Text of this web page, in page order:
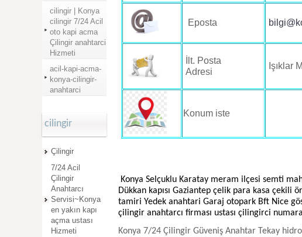
cilingir | Konya
cilingir 7/24 Acil
oto kapi acma
Çilingir anahtarci
Hizmeti
acil-kapi-acma-
konya-cilingir-
anahtarci
cilingir
Çilingir
7/24 Acil
Çilingir
Anahtarcı
Servisi~Konya
en yakın kapı
açma ustası
Hizmeti
Eposta
İlt. Posta
Adresi
Işıklar
Konum iste
Konya Selçuklu Karatay meram ilçesi semti
Dükkan kapısı Gaziantep çelik para kasa
tamiri Yedek anahtari Garaj otopark Bft Nice
çilingir anahtarcı firması ustası çilingirci
Konya 7/24 Çilingir Güveniş Anahtar Tekay